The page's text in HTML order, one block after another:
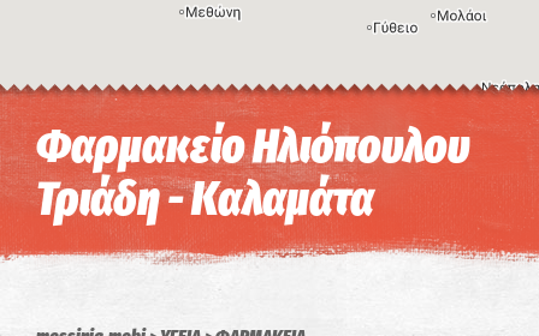
Η εικόνα ενδέχεται να υπόκειται σε πνευματικά δικαιώματα Όροι
Φαρμακείο Ηλιόπουλου
Τριάδη - Καλαμάτα